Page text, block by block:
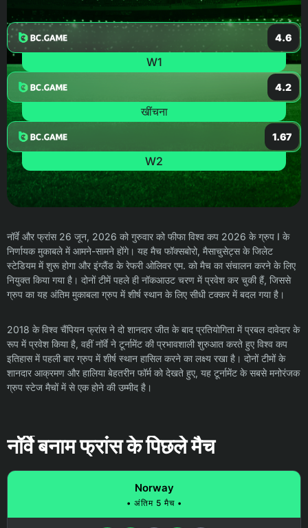
4.6
W1
4.2
खींचना
1.67
W2
नॉर्वे और फ्रांस 26 जून, 2026 को गुरुवार को फीफा विश्व कप 2026 के ग्रुप I के
निर्णायक मुकाबले में आमने-सामने होंगे। यह मैच फॉक्सबोरो, मैसाचुसेट्स के जिलेट
स्टेडियम में शुरू होगा और इंग्लैंड के रेफरी ओलिवर एम. को मैच का संचालन करने के लिए
नियुक्त किया गया है। दोनों टीमें पहले ही नॉकआउट चरण में प्रवेश कर चुकी हैं, जिससे
ग्रुप का यह अंतिम मुकाबला ग्रुप में शीर्ष स्थान के लिए सीधी टक्कर में बदल गया है।
2018 के विश्व चैंपियन फ्रांस ने दो शानदार जीत के बाद प्रतियोगिता में प्रबल दावेदार के
रूप में प्रवेश किया है, वहीं नॉर्वे ने टूर्नामेंट की प्रभावशाली शुरुआत करते हुए विश्व कप
इतिहास में पहली बार ग्रुप में शीर्ष स्थान हासिल करने का लक्ष्य रखा है। दोनों टीमों के
शानदार आक्रमण और हालिया बेहतरीन फॉर्म को देखते हुए, यह टूर्नामेंट के सबसे मनोरंजक
ग्रुप स्टेज मैचों में से एक होने की उम्मीद है।
नॉर्वे बनाम फ्रांस के पिछले मैच
Norway
• अंतिम 5 मैच •